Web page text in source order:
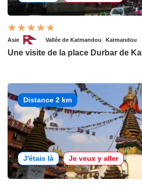
Asie Vallée de Katmandou Katmandou
Une visite de la place Durbar de
Distance 2 km
J'étais là Je veux y aller